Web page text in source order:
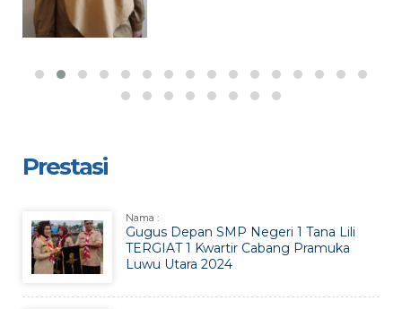
Prestasi
Nama :
Gugus Depan SMP Negeri 1 Tana Lili
TERGIAT 1 Kwartir Cabang Pramuka
Luwu Utara 2024